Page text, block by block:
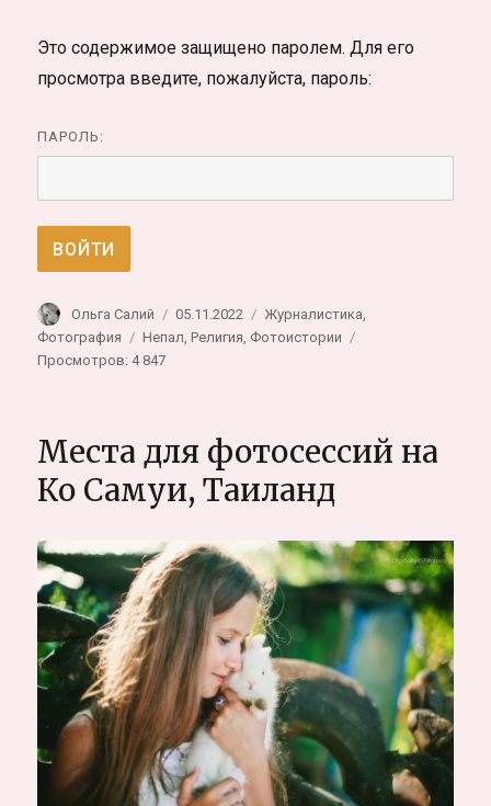
Это содержимое защищено паролем. Для его
просмотра введите, пожалуйста, пароль:
ПАРОЛЬ:
Автор
Ольга Салий Опубликовано
05.11.2022 Рубрики
Журналистика,
Фотография
Метки
Непал,Религия, Фотоистории
Просмотров: 4 847
Места для фотосессий на
Ко Самуи, Таиланд